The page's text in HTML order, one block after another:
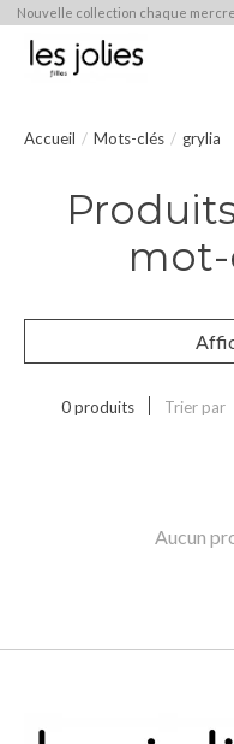
Nouvelle collection chaque
Accueil / Mots-clés / grylia
0 produits Trier par
Aucun